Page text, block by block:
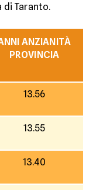
di Taranto.
ANZIANITÀ
PROVINCIA
13.56
13.55
13.40